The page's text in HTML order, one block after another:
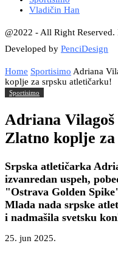
Vladičin Han
@2022 - All Right Reserved.
Developed by PenciDesign
Home Sportisimo Adriana
koplje za srpsku atletičarku!
Sportisimo
Adriana
Zlatno koplje
Srpska atletičarka
izvanredan uspeh,
"Ostrava Golden
Mlada nada srpske
i nadmašila svetsku
25. jun 2025.